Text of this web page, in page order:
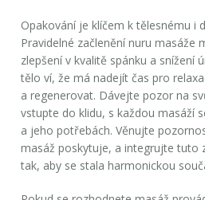
Opakování je klíčem k tělesnému i
Pravidelné začleněnínuru masáže
zlepšení v kvalitě spánku a snížení
tělo ví, že má nadejít čas pro
a regenerovat. Dávejte pozor na
vstupte do klidu, s každou masáží
a jeho potřebách. Věnujte
masáž poskytuje, a integrujte tuto
tak, aby se stala harmonickou